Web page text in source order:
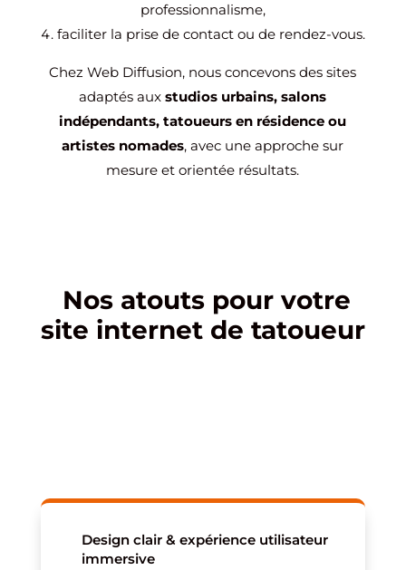
professionnalisme,
faciliter la prise de contact ou de rendez-vous.
Chez Web Diffusion, nous concevons des sites
adaptés auxstudios urbains, salons
indépendants, tatoueurs en résidence ou
artistes nomades, avec une approche sur
mesure et orientée résultats.
Nos atouts pour votre
site internet de tatoueur
Design clair & expérience utilisateur
immersive